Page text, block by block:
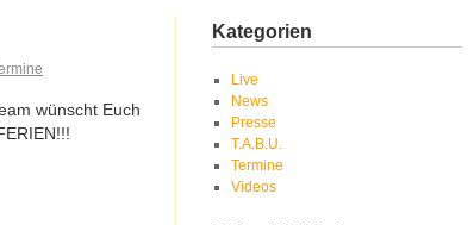
wünscht Euch
Kategorien
Live
News
Presse
T.A.B.U.
Termine
Videos